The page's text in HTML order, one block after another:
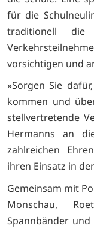
für die
traditionell die
vorsichtigen und
»Sorgen Sie
kommen und
stellvertretende
Hermanns an
zahlreichen
ihren Einsatz in
Gemeinsam mit
Monschau,
Spannbänder